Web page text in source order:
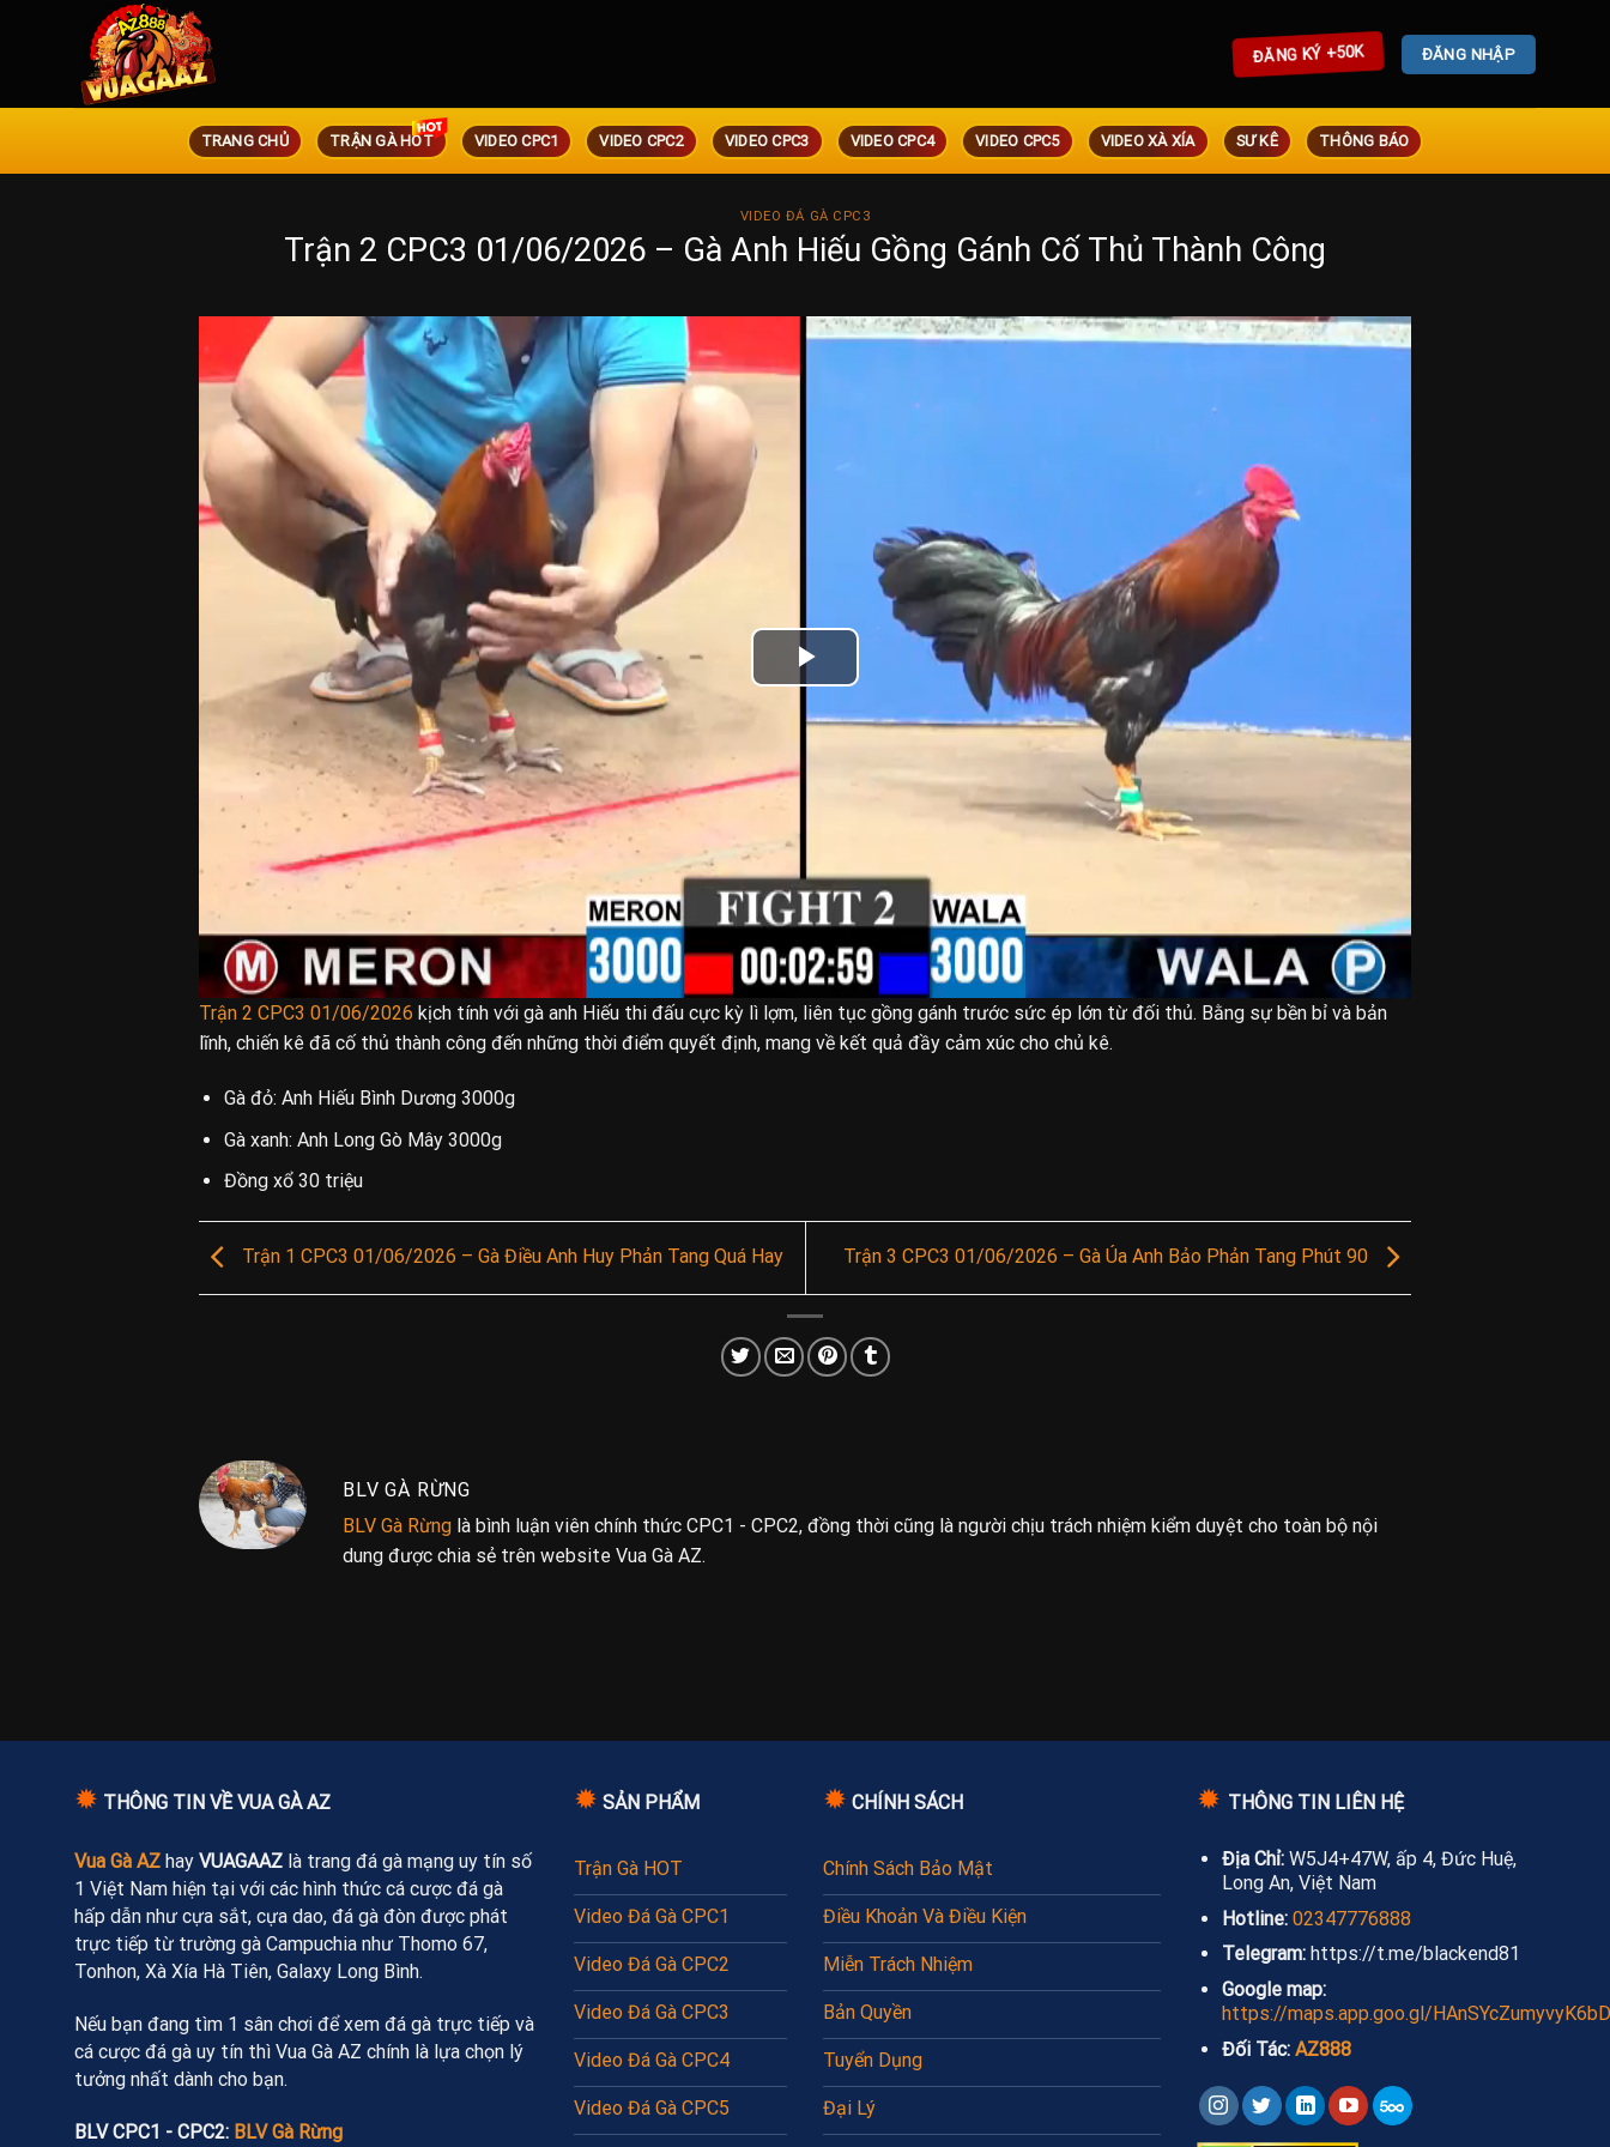
ĐĂNG KÝ +50K ĐĂNG NHẬP
TRANG CHỦ TRẬN GÀ HOT VIDEO CPC1 VIDEO CPC2 VIDEO CPC3 VIDEO CPC4 VIDEO CPC5 VIDEO XÀ XÍA SƯ KÊ THÔNG BÁO
VIDEO ĐÁ GÀ CPC3
Trận 2 CPC3 01/06/2026 – Gà Anh Hiếu Gồng Gánh Cố Thủ Thành Công
Trận 2 CPC3 01/06/2026 kịch tính với gà anh Hiếu thi đấu cực kỳ lì lợm, liên tục gồng gánh trước sức ép lớn từ đối thủ. Bằng sự bền bỉ và bản
lĩnh, chiến kê đã cố thủ thành công đến những thời điểm quyết định, mang về kết quả đầy cảm xúc cho chủ kê.
Gà đỏ: Anh Hiếu Bình Dương 3000g
Gà xanh: Anh Long Gò Mây 3000g
Đồng xổ 30 triệu
Trận 1 CPC3 01/06/2026 – Gà Điều Anh Huy Phản Tang Quá Hay Trận 3 CPC3 01/06/2026 – Gà Úa Anh Bảo Phản Tang Phút 90
BLV GÀ RỪNG
BLV Gà Rừng là bình luận viên chính thức CPC1 - CPC2, đồng thời cũng là người chịu trách nhiệm kiểm duyệt cho toàn bộ nội
dung được chia sẻ trên website Vua Gà AZ.
✹ THÔNG TIN VỀ VUA GÀ AZ
Vua Gà AZ hay VUAGAAZ là trang đá gà mạng uy tín số
1 Việt Nam hiện tại với các hình thức cá cược đá gà
hấp dẫn như cựa sắt, cựa dao, đá gà đòn được phát
trực tiếp từ trường gà Campuchia như Thomo 67,
Tonhon, Xà Xía Hà Tiên, Galaxy Long Bình.
Nếu bạn đang tìm 1 sân chơi để xem đá gà trực tiếp và
cá cược đá gà uy tín thì Vua Gà AZ chính là lựa chọn lý
tưởng nhất dành cho bạn.
BLV CPC1 - CPC2: BLV Gà Rừng
✹ SẢN PHẨM
Trận Gà HOT
Video Đá Gà CPC1
Video Đá Gà CPC2
Video Đá Gà CPC3
Video Đá Gà CPC4
Video Đá Gà CPC5
✹ CHÍNH SÁCH
Chính Sách Bảo Mật
Điều Khoản Và Điều Kiện
Miễn Trách Nhiệm
Bản Quyền
Tuyển Dụng
Đại Lý
✹ THÔNG TIN LIÊN HỆ
Địa Chỉ: W5J4+47W, ấp 4, Đức Huệ,
Long An, Việt Nam
Hotline: 02347776888
Telegram: https://t.me/blackend81
Google map:
https://maps.app.goo.gl/
Đối Tác: AZ888